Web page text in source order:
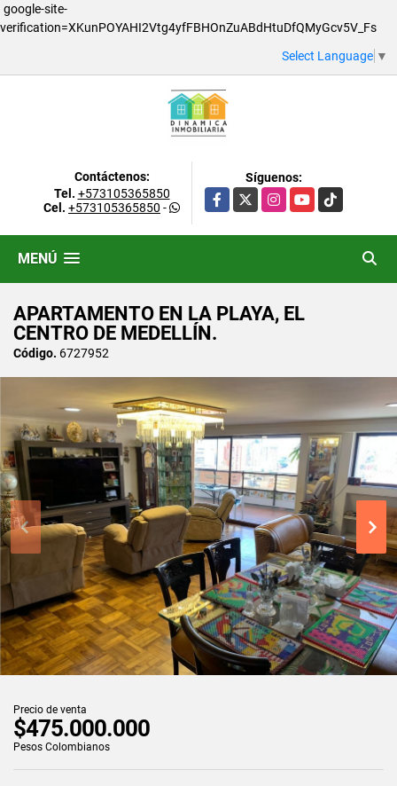
google-site-
verification=XKunPOYAHI2Vtg4yfFBHOnZuABdHtuDfQMyGcv5V_Fs
Select Language ▼
Contáctenos:
Tel. +573105365850
Cel. +573105365850 -
Síguenos:
Facebook
X InstagramYouTubeTikTok
MENÚ
APARTAMENTO EN LA PLAYA, EL
CENTRO DE MEDELLÍN.
Código. 6727952
Precio de venta
$475.000.000
Pesos Colombianos